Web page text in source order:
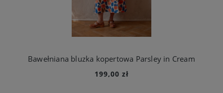
Bawełniana bluzka kopertowa Parsley in Cream
199,00 zł